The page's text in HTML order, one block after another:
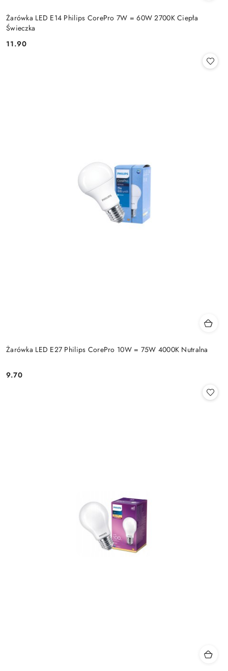
Żarówka LED E14 Philips CorePro 7W = 60W 2700K Ciepła
Świeczka
Cena:
11.90
Żarówka LED E27 Philips CorePro 10W = 75W 4000K Nutralna
Cena:
9.70